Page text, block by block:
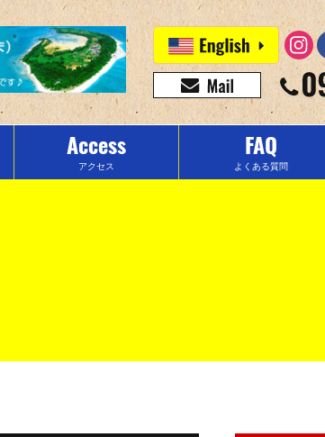
Access
アクセス
FAQ
よくある質問